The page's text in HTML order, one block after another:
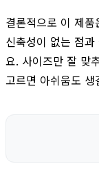
결론적으로 이 제
신축성이 없는 점
요. 사이즈만 잘 맞
고르면 아쉬움도 생